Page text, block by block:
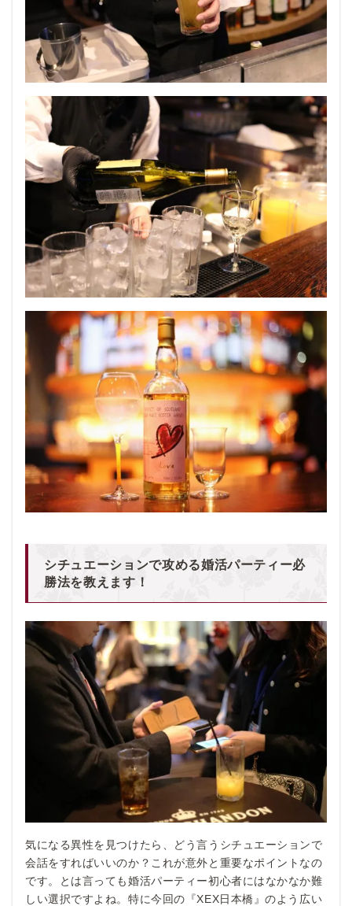
シチュエーションで攻める婚活パーティー必
勝法を教えます！
気になる異性を見つけたら、どう言うシチュエーションで
会話をすればいいのか？これが意外と重要なポイントなの
です。とは言っても婚活パーティー初心者にはなかなか難
しい選択ですよね。特に今回の『XEX日本橋』のよう広い